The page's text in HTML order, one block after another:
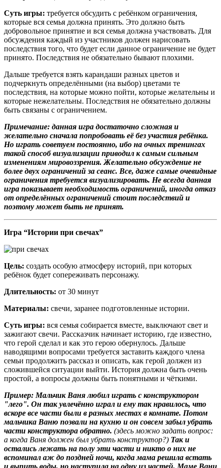
Суть игры: требуется обсудить с ребёнком ограничения,
которые вся семья должна принять. Это должно быть
добровольное принятие и вся семья должна участвовать. Для
обсуждения каждый из участников должен нарисовать
последствия того, что будет если данное ограничение не будет
принято. Последствия не обязательно бывают плохими.
Дальше требуется взять карандаши разных цветов и
подчеркнуть определёнными (на выбор) цветами те
последствия, на которые можно пойти, которые желательны и
которые нежелательны. Последствия не обязательно должны
быть связаны с ограничением.
Примечание: данная игра достаточно сложная и
желательно сначала попробовать её без участия ребёнка.
Но играть советуем постоянно, ибо на очных тренингах
такой способ визуализации приводил к самым сильным
изменениям мировоззрения. Желательно обсуждение не
более двух ограничений за сеанс. Все, даже самые очевидные
ограничения требуется визуализировать. Не всегда данная
игра показывает необходимость ограничений, иногда отказ
от определённых ограничений стоит последствий и
поэтому может быть не принят.
Игра “Истории при свечах”
Цель: создать особую атмосферу историй, при которых
ребёнок будет сопереживать персонажу.
Длительность: от 30 минут
Материалы: свечи, заранее подготовленные истории.
Суть игры: вся семья собирается вместе, выключают свет и
зажигают свечи. Рассказчик начинает историю, где известно,
что герой сделал и как это герою обернулось. Дальше
наводящими вопросами требуется заставить каждого члена
семьи продолжить рассказ и описать, как герой должен из
сложившейся ситуации выйти. История должна быть очень
простой, а вопросы должны быть понятными и чёткими.
Пример: Мальчик Ваня любил играть с конструктором
"лего". Он так увлечённо играл и ему так нравилось, что
вскоре все части были в разных местах в комнате. Потом
мальчика Ваню позвали на кухню и он совсем забыл убрать
части конструктора обратно. (здесь можно задать вопрос:
а когда Ваня должен был убрать конструктор?) Так и
остались лежать на полу эти части и никто о них не
вспоминал аж до поздней ночи, когда мама решила встать
и выпить воды, но наступила на одну из частей. Маме Вани